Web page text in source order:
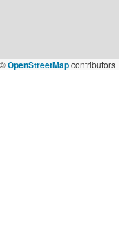
©OpenStreetMapcontributors